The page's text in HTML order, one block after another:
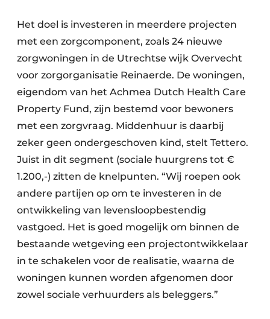
Het doel is investeren in meerdere projecten
met een zorgcomponent, zoals 24 nieuwe
zorgwoningen in de Utrechtse wijk Overvecht
voor zorgorganisatie Reinaerde. De woningen,
eigendom van het Achmea Dutch Health Care
Property Fund, zijn bestemd voor bewoners
met een zorgvraag. Middenhuur is daarbij
zeker geen ondergeschoven kind, stelt Tettero.
Juist in dit segment (sociale huurgrens tot €
1.200,-) zitten de knelpunten. “Wij roepen ook
andere partijen op om te investeren in de
ontwikkeling van levensloopbestendig
vastgoed. Het is goed mogelijk om binnen de
bestaande wetgeving een projectontwikkelaar
in te schakelen voor de realisatie, waarna de
woningen kunnen worden afgenomen door
zowel sociale verhuurders als beleggers.”